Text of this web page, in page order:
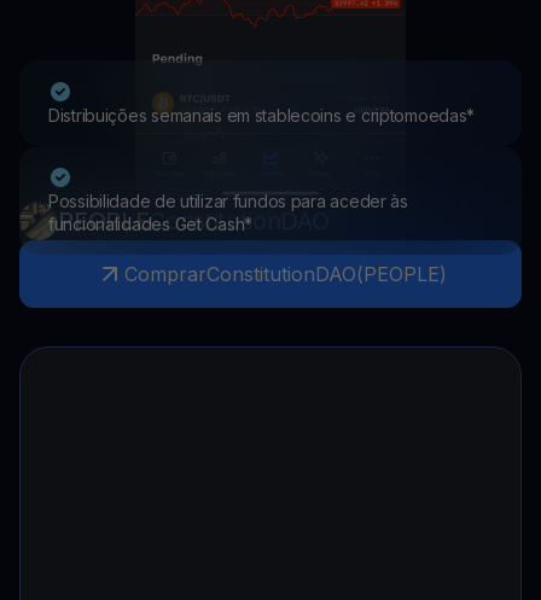
Distribuições semanais em stablecoins e criptomoedas*
Possibilidade de utilizar fundos para aceder às
funcionalidades Get Cash*
PEOPLEConstitutionDAO
ComprarConstitutionDAO(PEOPLE)